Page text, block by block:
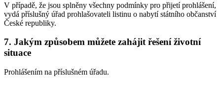
V případě, že jsou splněny všechny podmínky pro přijetí prohlášení,
vydá příslušný úřad prohlašovateli listinu o nabytí státního občanství
České republiky.
7. Jakým způsobem můžete zahájit řešení životní
situace
Prohlášením na příslušném úřadu.